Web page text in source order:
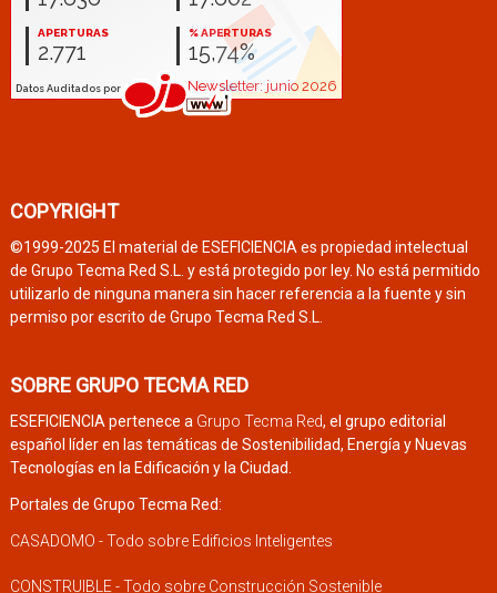
COPYRIGHT
©1999-2025 El material de ESEFICIENCIA es propiedad intelectual
de Grupo Tecma Red S.L. y está protegido por ley. No está permitido
utilizarlo de ninguna manera sin hacer referencia a la fuente y sin
permiso por escrito de Grupo Tecma Red S.L.
SOBRE GRUPO TECMA RED
ESEFICIENCIA pertenece a Grupo Tecma Red, el grupo editorial
español líder en las temáticas de Sostenibilidad, Energía y Nuevas
Tecnologías en la Edificación y la Ciudad.
Portales de Grupo Tecma Red:
CASADOMO - Todo sobre Edificios Inteligentes
CONSTRUIBLE - Todo sobre Construcción Sostenible